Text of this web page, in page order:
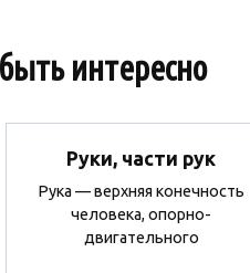
интересно
Руки, части рук
Рука — верхняя конечность
человека, опорно-
двигательного